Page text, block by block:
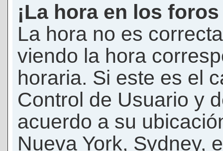
¡La hora en los
La hora no es
viendo la hora
horaria. Si este es el
Control de Usuario y
acuerdo a su
Nueva York, Sydney,